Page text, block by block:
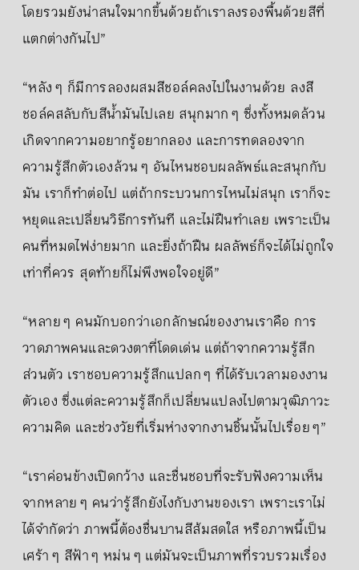
โดยรวมยังน่าสนใจมากขึ้นด้วยถ้าเราลงรองพื้นด้วยสีที่
แตกต่างกันไป”
“หลัง ๆ ก็มีการลองผสมสีชอล์คลงไปในงานด้วย ลงสี
ชอล์คสลับกับสีน้ำมันไปเลย สนุกมาก ๆ ซึ่งทั้งหมดล้วน
เกิดจากความอยากรู้อยากลอง และการทดลองจาก
ความรู้สึกตัวเองล้วน ๆ อันไหนชอบผลลัพธ์และสนุกกับ
มัน เราก็ทำต่อไป แต่ถ้ากระบวนการไหนไม่สนุก เราก็จะ
หยุดและเปลี่ยนวิธีการทันที และไม่ฝืนทำเลย เพราะเป็น
คนที่หมดไฟง่ายมาก และยิ่งถ้าฝืน ผลลัพธ์ก็จะได้ไม่ถูกใจ
เท่าที่ควร สุดท้ายก็ไม่พึงพอใจอยู่ดี”
“หลาย ๆ คนมักบอกว่าเอกลักษณ์ของงานเราคือ การ
วาดภาพคนและดวงตาที่โดดเด่น แต่ถ้าจากความรู้สึก
ส่วนตัว เราชอบความรู้สึกแปลก ๆ ที่ได้รับเวลามองงาน
ตัวเอง ซึ่งแต่ละความรู้สึกก็เปลี่ยนแปลงไปตามวุฒิภาวะ
ความคิด และช่วงวัยที่เริ่มห่างจากงานชิ้นนั้นไปเรื่อย ๆ”
“เราค่อนข้างเปิดกว้าง และชื่นชอบที่จะรับฟังความเห็น
จากหลาย ๆ คนว่ารู้สึกยังไงกับงานของเรา เพราะเราไม่
ได้จำกัดว่า ภาพนี้ต้องชื่นบานสีส้มสดใส หรือภาพนี้เป็น
เศร้า ๆ สีฟ้า ๆ หม่น ๆ แต่มันจะเป็นภาพที่รวบรวมเรื่อง